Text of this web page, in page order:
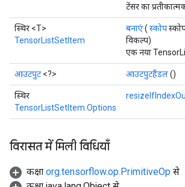
टेंसर का
स्थिर <T>
TensorListSetItem
बनाएं( स्कोप
विकल्प)
एक नया
आउटपुट <?> आउटपुटहैंडल()
स्थिर
TensorListSetItem.Options
विरासत में मिली विधियाँ
कक्षा org.tensorflow.op.PrimitiveOp से